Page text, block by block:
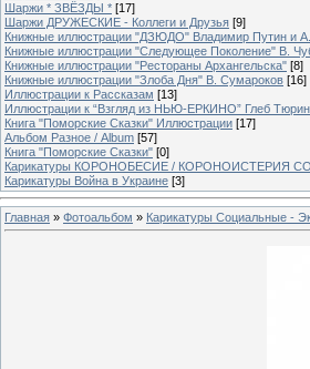
Шаржи * ЗВЁЗДЫ * [17]
Шаржи ДРУЖЕСКИЕ - Коллеги и Друзья [9]
Книжные иллюстрации "ДЗЮДО" Владимир Путин и
Книжные иллюстрации "Следующее Поколение" В.
Книжные иллюстрации "Рестораны Архангельска" [8]
Книжные иллюстрации "Злоба Дня" В. Сумароков [16]
Иллюстрации к Рассказам [13]
Иллюстрации к “Взгляд из НЬЮ-ЕРКИНО” Глеб Тюрин
Книга "Поморские Сказки" Иллюстрации [17]
Альбом Разное / Album [57]
Книга "Поморские Сказки" [0]
Карикатуры КОРОНОБЕСИЕ / КОРОНОИСТЕРИЯ
Карикатуры Война в Украине [3]
Главная » Фотоальбом » Карикатуры Социальные -